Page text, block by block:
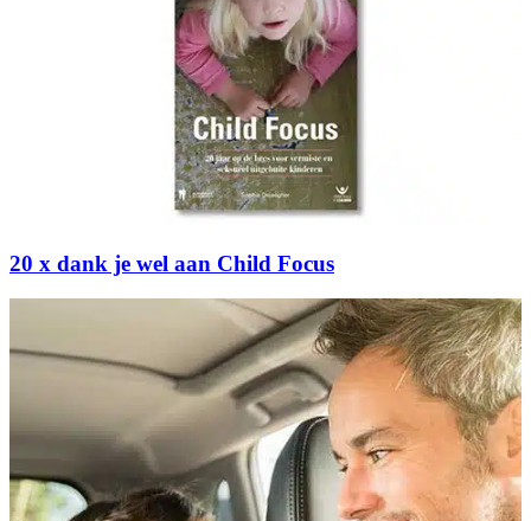
20 x dank je wel aan Child Focus